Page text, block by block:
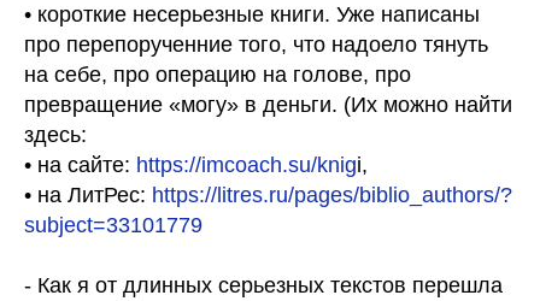
• короткие несерьезные книги. Уже написаны
про перепорученние того, что надоело тянуть
на себе, про операцию на голове, про
превращение «могу» в деньги. (Их можно найти
здесь:
• ⁠на сайте: https://imcoach.su/knigi,
• ⁠на ЛитРес: https://litres.ru/pages/biblio_authors/?
subject=33101779
- Как я от длинных серьезных текстов перешла